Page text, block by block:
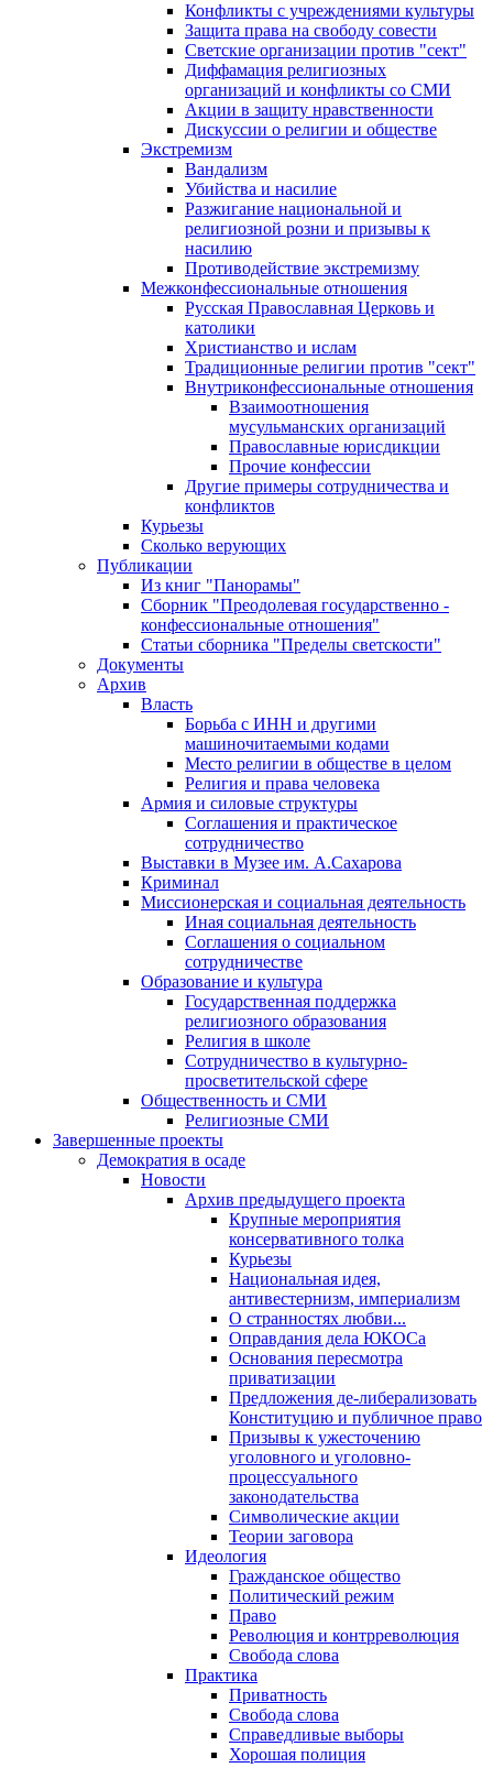
Конфликты с учреждениями культуры
Защита права на свободу совести
Светские организации против "сект"
Диффамация религиозных
организаций и конфликты со СМИ
Акции в защиту нравственности
Дискуссии о религии и обществе
Экстремизм
Вандализм
Убийства и насилие
Разжигание национальной и
религиозной розни и призывы к
насилию
Противодействие экстремизму
Межконфессиональные отношения
Русская Православная Церковь и
католики
Христианство и ислам
Традиционные религии против "сект"
Внутриконфессиональные отношения
Взаимоотношения
мусульманских организаций
Православные юрисдикции
Прочие конфессии
Другие примеры сотрудничества и
конфликтов
Курьезы
Сколько верующих
Публикации
Из книг "Панорамы"
Сборник "Преодолевая государственно -
конфессиональные отношения"
Статьи сборника "Пределы светскости"
Документы
Архив
Власть
Борьба с ИНН и другими
машиночитаемыми кодами
Место религии в обществе в целом
Религия и права человека
Армия и силовые структуры
Соглашения и практическое
сотрудничество
Выставки в Музее им. А.Сахарова
Криминал
Миссионерская и социальная деятельность
Иная социальная деятельность
Соглашения о социальном
сотрудничестве
Образование и культура
Государственная поддержка
религиозного образования
Религия в школе
Сотрудничество в культурно-
просветительской сфере
Общественность и СМИ
Религиозные СМИ
Завершенные проекты
Демократия в осаде
Новости
Архив предыдущего проекта
Крупные мероприятия
консервативного толка
Курьезы
Национальная идея,
антивестернизм, империализм
О странностях любви...
Оправдания дела ЮКОСа
Основания пересмотра
приватизации
Предложения де-либерализовать
Конституцию и публичное право
Призывы к ужесточению
уголовного и уголовно-
процессуального
законодательства
Символические акции
Теории заговора
Идеология
Гражданское общество
Политический режим
Право
Революция и контрреволюция
Свобода слова
Практика
Приватность
Свобода слова
Справедливые выборы
Хорошая полиция